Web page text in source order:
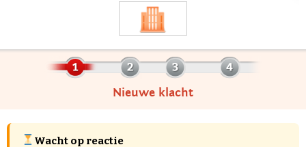
Nieuwe klacht
Wacht op reactie